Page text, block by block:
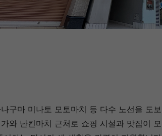
구마 미나토 모토마치 등 다수 노선을 도보
와 난킨마치 근처로 쇼핑 시설과 맛집이 모